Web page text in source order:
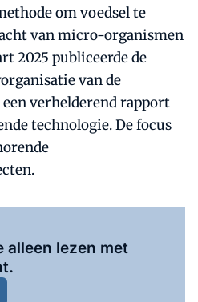
om voedsel te
van micro-organismen
2025 publiceerde de
van de
een verhelderend rapport
technologie. De focus
alleen lezen met